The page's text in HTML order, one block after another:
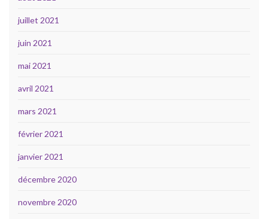
juillet 2021
juin 2021
mai 2021
avril 2021
mars 2021
février 2021
janvier 2021
décembre 2020
novembre 2020